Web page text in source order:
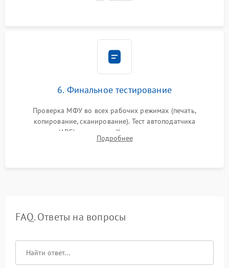
6. Финальное тестирование
Проверка МФУ во всех рабочих режимах (печать,
копирование, сканирование). Тест автоподатчика
документов (ADF) и дуплекса. Контроль качества отпечатка
на отсутствие серого фона, полос и надежность запекания
Подробнее
FAQ. Ответы на вопросы